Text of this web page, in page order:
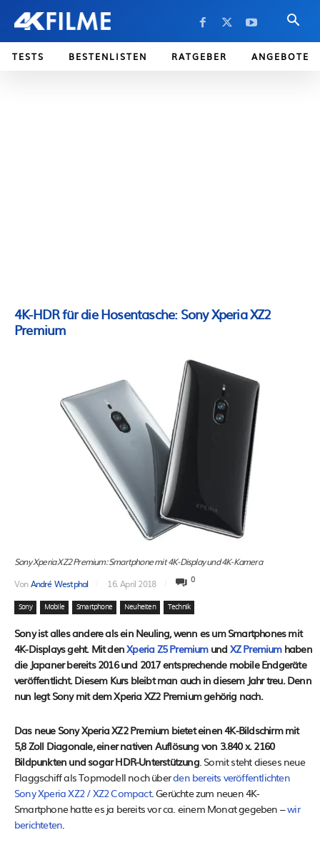
TESTS BESTENLISTEN RATGEBER ANGEBOTE
4K-HDR für die Hosentasche: Sony Xperia XZ2
Premium
Sony Xperia XZ2 Premium: Smartphone mit 4K-Display und 4K-Kamera
VonAndré Westphal 16. April 2018 0
Sony Mobile Smartphone Neuheiten Technik
Sony ist alles andere als ein Neuling, wenn es um Smartphones mit
4K-Displays geht. Mit denXperia Z5 Premiumund XZ Premiumhaben
die Japaner bereits 2016 und 2017 entsprechende mobile Endgeräte
veröffentlicht. Diesem Kurs bleibt man auch in diesem Jahr treu. Denn
nun legt Sony mit dem Xperia XZ2 Premium gehörig nach.
Das neue Sony Xperia XZ2 Premium bietet einen 4K-Bildschirm mit
5,8 Zoll Diagonale, einer nativen Auflösung von 3.840 x. 2160
Bildpunkten und sogar HDR-Unterstützung. Somit steht dieses neue
Flaggschiff als Topmodell noch überden bereits veröffentlichten
Sony Xperia XZ2 / XZ2 Compact. Gerüchte zum neuen 4K-
Smartphone hatte es ja bereits vor ca. einem Monat gegeben –wir
berichteten